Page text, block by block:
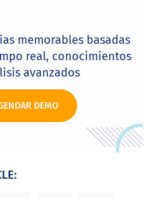
memorables basadas
real, conocimientos
avanzados
DEMO